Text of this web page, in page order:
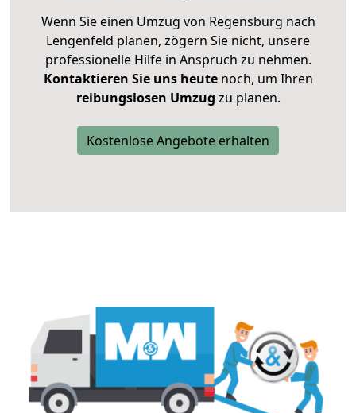
Wenn Sie einen Umzug von Regensburg nach
Lengenfeld planen, zögern Sie nicht, unsere
professionelle Hilfe in Anspruch zu nehmen.
Kontaktieren Sie uns heutenoch, um Ihren
reibungslosen Umzug zu planen.
Kostenlose Angebote erhalten